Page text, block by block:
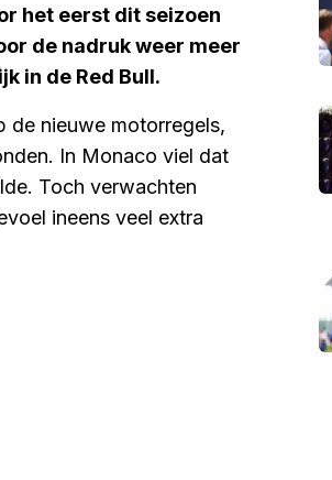
het eerst dit seizoen
de nadruk weer meer
in de Red Bull.
de nieuwe motorregels,
In Monaco viel dat
Toch verwachten
ineens veel extra